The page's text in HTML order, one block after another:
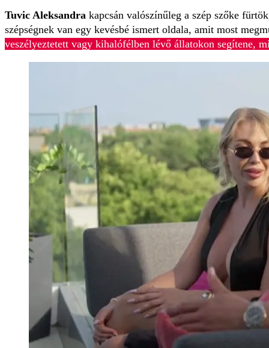
Tuvic Aleksandra kapcsán valószínűleg a szép szőke
szépségnek van egy kevésbé ismert oldala, amit most
veszélyeztetett vagy kihalófélben lévő állatokon segítene,